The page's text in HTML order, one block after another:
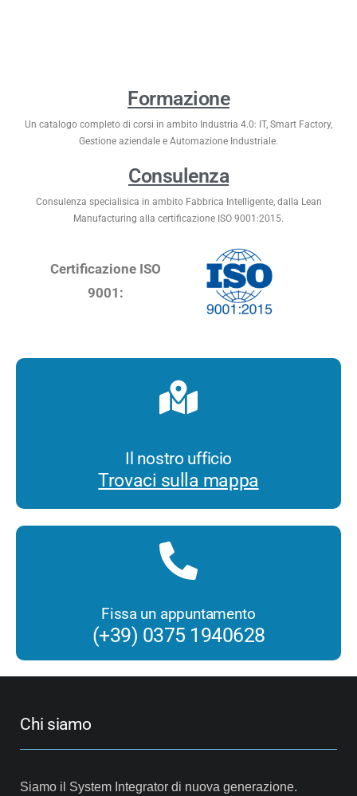
Formazione
Un catalogo completo di corsi in ambito Industria 4.0: IT, Smart Factory,
Gestione aziendale e Automazione Industriale.
Consulenza
Consulenza specialisica in ambito Fabbrica Intelligente, dalla Lean
Manufacturing alla certificazione ISO 9001:2015.
Certificazione ISO
9001:
Il nostro ufficio
Trovaci sulla mappa
Fissa un appuntamento
(+39) 0375 1940628
Chi siamo
Siamo il System Integrator di nuova generazione.